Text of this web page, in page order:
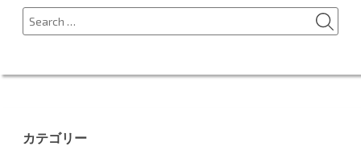
Search
for:
カテゴリー